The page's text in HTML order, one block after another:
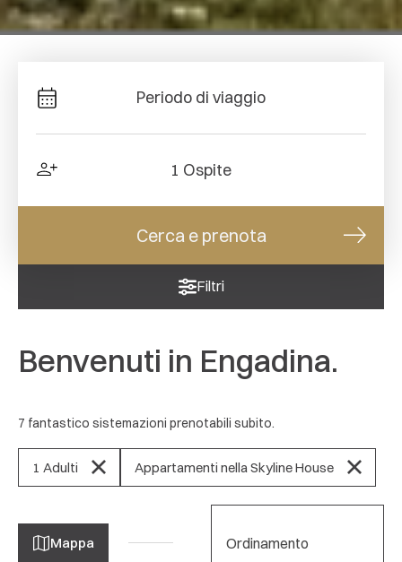
Periodo di viaggio
1 Ospite
Cerca e prenota
Filtri
Benvenuti in Engadina.
7 fantastico sistemazioni prenotabili subito.
1 Adulti Appartamenti nella Skyline House
Mappa Ordinamento